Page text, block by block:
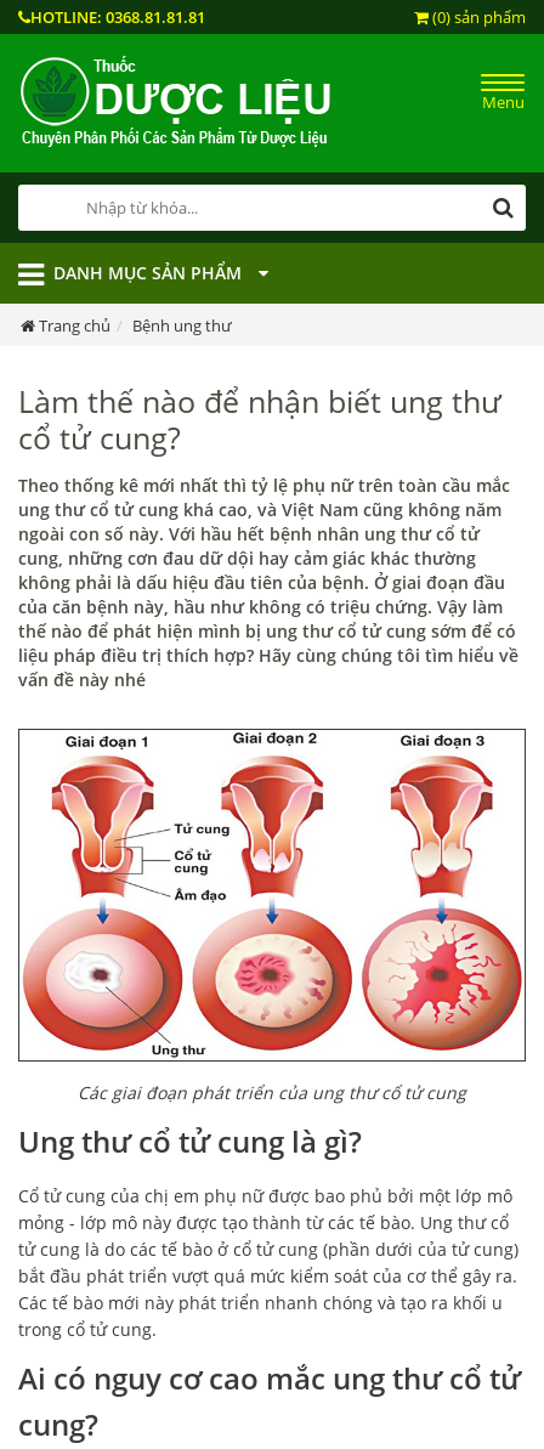
HOTLINE: 0368.81.81.81 (0) sản phẩm
Menu
DANH MỤC SẢN PHẨM
Trang chủ Bệnh ung thư
Làm thế nào để nhận biết ung thư
cổ tử cung?
Theo thống kê mới nhất thì tỷ lệ phụ nữ trên toàn cầu mắc
ung thư cổ tử cung khá cao, và Việt Nam cũng không năm
ngoài con số này. Với hầu hết bệnh nhân ung thư cổ tử
cung, những cơn đau dữ dội hay cảm giác khác thường
không phải là dấu hiệu đầu tiên của bệnh. Ở giai đoạn đầu
của căn bệnh này, hầu như không có triệu chứng. Vậy làm
thế nào để phát hiện mình bị ung thư cổ tử cung sớm để có
liệu pháp điều trị thích hợp? Hãy cùng chúng tôi tìm hiểu về
vấn đề này nhé
Các giai đoạn phát triển của ung thư cổ tử cung
Ung thư cổ tử cung là gì?
Cổ tử cung của chị em phụ nữ được bao phủ bởi một lớp mô
mỏng - lớp mô này được tạo thành từ các tế bào. Ung thư cổ
tử cung là do các tế bào ở cổ tử cung (phần dưới của tử cung)
bắt đầu phát triển vượt quá mức kiểm soát của cơ thể gây ra.
Các tế bào mới này phát triển nhanh chóng và tạo ra khối u
trong cổ tử cung.
Ai có nguy cơ cao mắc ung thư cổ tử
cung?